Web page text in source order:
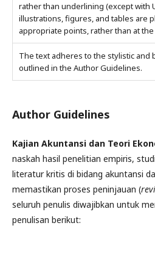
rather than underlining (except with
illustrations, figures, and tables are
appropriate points, rather than at
The text adheres to the stylistic and
outlined in the Author Guidelines.
Author Guidelines
Kajian Akuntansi dan Teori
naskah hasil penelitian empiris,
literatur kritis di bidang akuntansi
memastikan proses peninjauan (
seluruh penulis diwajibkan untuk
penulisan berikut: